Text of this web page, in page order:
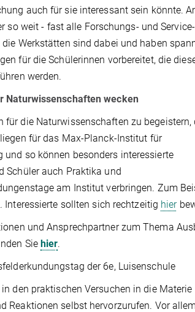
auch für sie interessant sein könnte.
so weit - fast alle Forschungs- und Service-
Werkstätten sind dabei und haben
für die Schülerinnen vorbereitet, die
werden.
Naturwissenschaften wecken
für die Naturwissenschaften zu begeistern,
für das Max-Planck-Institut für
und so können besonders interessierte
Schüler auch Praktika und
am Institut verbringen. Zum
Interessierte sollten sich rechtzeitig hier
und Ansprechpartner zum Thema
Siehier.
der 6e, Luisenschule
in den praktischen Versuchen in die Materie
Reaktionen selbst hervorzurufen. Vor